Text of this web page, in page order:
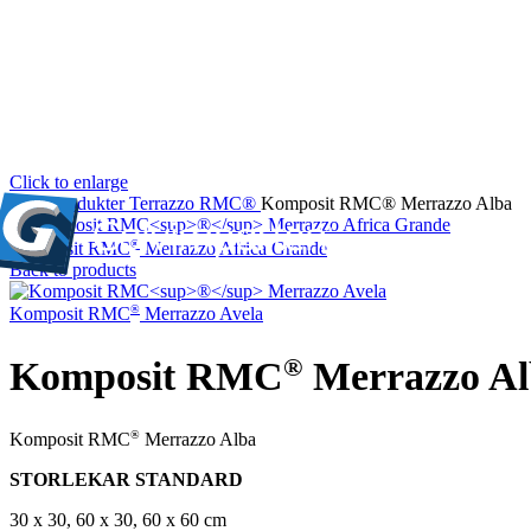
Click to enlarge
HemProdukterTerrazzo RMC® Komposit RMC® Merrazzo Alba
Komposit RMC®
Merrazzo Africa Grande
Back to products
Komposit RMC® Merrazzo Avela
Komposit RMC® Merrazzo
Komposit RMC® Merrazzo Alba
STORLEKAR STANDARD
30 x 30, 60 x 30, 60 x 60 cm